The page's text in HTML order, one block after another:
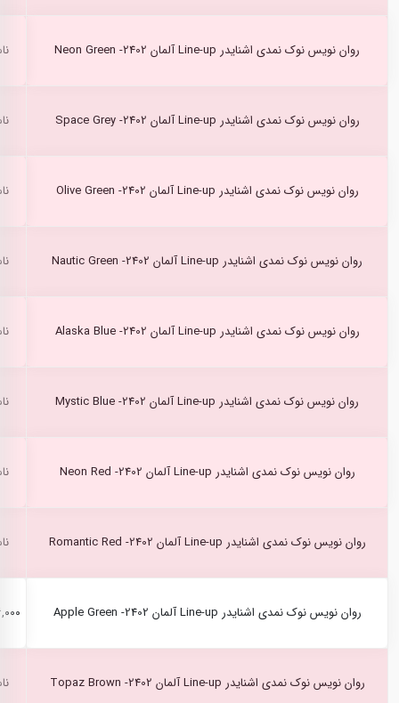
روان نویس نوک نمدی اشنایدر Line-up آلمان Neon Green -2402
روان نویس نوک نمدی اشنایدر Line-up آلمان Space Grey -2402
روان نویس نوک نمدی اشنایدر Line-up آلمان Olive Green -2402
روان نویس نوک نمدی اشنایدر Line-up آلمان Nautic Green -2402
روان نویس نوک نمدی اشنایدر Line-up آلمان Alaska Blue -2402
روان نویس نوک نمدی اشنایدر Line-up آلمان Mystic Blue -2402
روان نویس نوک نمدی اشنایدر Line-up آلمان Neon Red -2402
روان نویس نوک نمدی اشنایدر Line-up آلمان Romantic Red -2402
روان نویس نوک نمدی اشنایدر Line-up آلمان Apple Green -2402
روان نویس نوک نمدی اشنایدر Line-up آلمان Topaz Brown -2402